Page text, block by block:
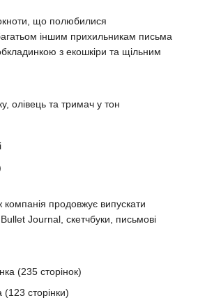
що полюбилися
іншим прихильникам письма
з екошкіри та щільним
олівець та тримач у тон
продовжує випускати
Journal, скетчбуки, письмові
(235 сторінок)
сторінки)